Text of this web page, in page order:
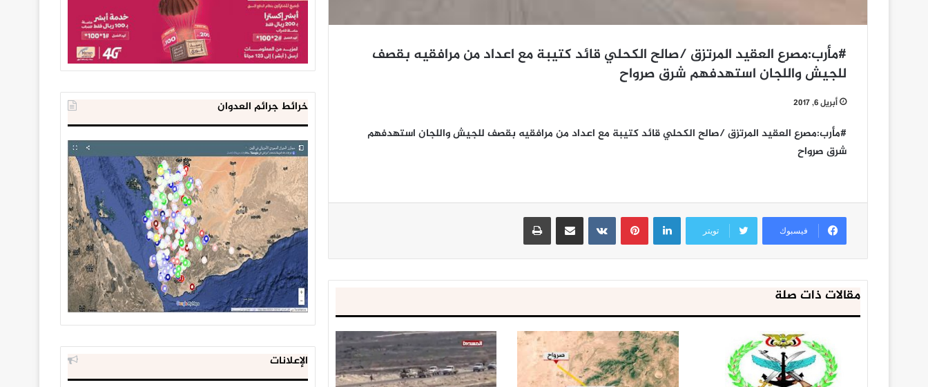
#مأرب:مصرع العقيد المرتزق /صالح الكحلي قائد كتيبة مع اعداد من مرافقيه بقصف
للجيش واللجان استهدفهم شرق صرواح
أبريل 6, 2017
#مأرب:مصرع العقيد المرتزق /صالح الكحلي قائد كتيبة مع اعداد من مرافقيه بقصف للجيش واللجان استهدفهم
شرق صرواح
فيسبوك تويتر
لينكدإنبينتيريست مشاركة عبر البريد طباعة
مقالات ذات صلة
خرائط جرائم العدوان
الإعلانات